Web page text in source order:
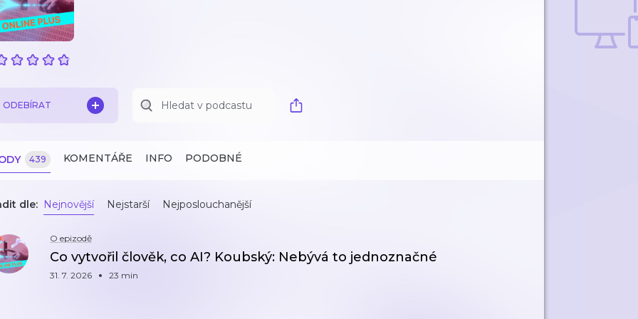
ODEBÍRAT
439 KOMENTÁŘE INFO PODOBNÉ
dle: Nejnovější Nejstarší Nejposlouchanější
O epizodě
Co vytvořil člověk, co AI? Koubský: Nebývá to jednoznačné
31. 7. 2026 23 min